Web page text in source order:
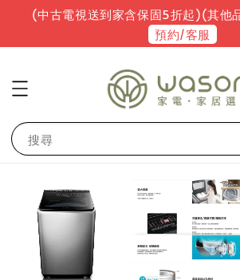
(中古電視送到家含保固5折起)(其他
預約/客服
搜尋